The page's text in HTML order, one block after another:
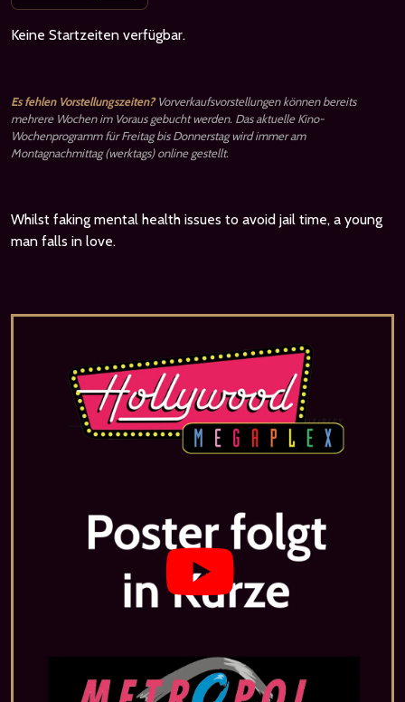
Keine Startzeiten verfügbar.
Es fehlen Vorstellungszeiten?Vorverkaufsvorstellungen können bereits
mehrere Wochen im Voraus gebucht werden. Das aktuelle Kino-
Wochenprogramm für Freitag bis Donnerstag wird immer am
Montagnachmittag (werktags) online gestellt.
Whilst faking mental health issues to avoid jail time, a young
man falls in love.